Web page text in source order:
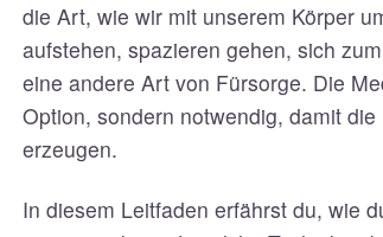
die Art, wie wir mit unserem Körper
aufstehen, spazieren gehen, sich
eine andere Art von Fürsorge. Die
Option, sondern notwendig, damit
erzeugen.
In diesem Leitfaden erfährst du, wie